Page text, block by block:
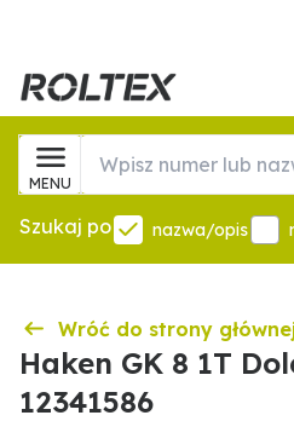
MENU
Szukaj po nazwa/opis
Wróć do strony
Haken GK 8 1T
12341586